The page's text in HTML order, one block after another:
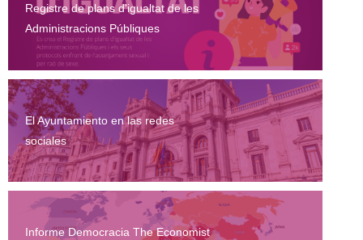
Registre de plans d'igualtat de les
Administracions Públiques
El Ayuntamiento en las redes
sociales
Informe Democracia The Economist